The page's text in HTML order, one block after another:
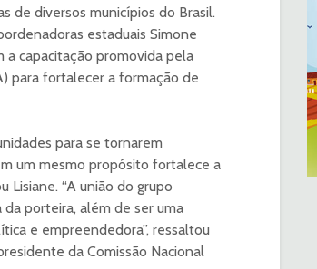
de diversos municípios do Brasil.
estaduais Simone
a capacitação promovida pela
para fortalecer a formação de
para se tornarem
um mesmo propósito fortalece a
Lisiane. “A união do grupo
porteira, além de ser uma
e empreendedora”, ressaltou
da Comissão Nacional